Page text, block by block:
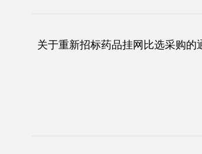
关于重新招标药品挂网比选采购的